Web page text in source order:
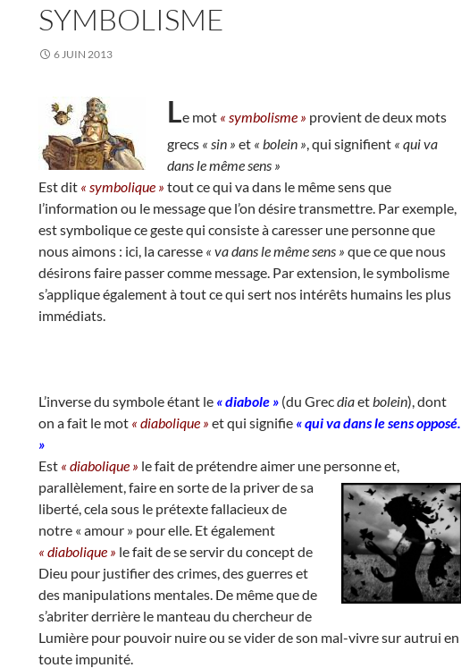
SYMBOLISME
6 JUIN 2013
Le mot « symbolisme » provient de deux mots
grecs « sin » et « bolein », qui signifient « qui va
dans le même sens »
Est dit « symbolique » tout ce qui va dans le même sens que
l’information ou le message que l’on désire transmettre. Par exemple,
est symbolique ce geste qui consiste à caresser une personne que
nous aimons : ici, la caresse « va dans le même sens » que ce que nous
désirons faire passer comme message. Par extension, le symbolisme
s’applique également à tout ce qui sert nos intérêts humains les plus
immédiats.
L’inverse du symbole étant le « diabole » (du Grecdiaetbolein), dont
on a fait le mot « diabolique » et qui signifie « qui va dans le sens opposé.
»
Est « diabolique » le fait de prétendre aimer une personne et,
parallèlement,faire en sorte de la priver de sa
liberté, cela sous le prétexte fallacieux de
notre « amour » pour elle. Et également
« diabolique » le fait de se servir du concept de
Dieu pour justifier des crimes, des guerres et
des manipulations mentales. De même que de
s’abriter derrière le manteau du chercheur de
Lumière pour pouvoir nuire ou se vider de son mal-vivre sur autrui en
toute impunité.